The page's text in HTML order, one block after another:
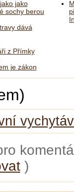
jako
sochy berou
dává
z Přímky
je zákon
)